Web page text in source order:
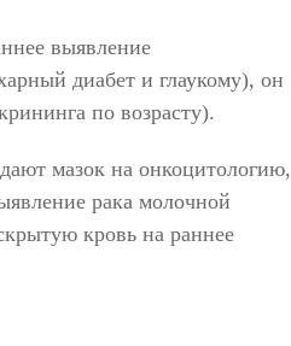
выявление
диабет и глаукому), он
по возрасту).
мазок на онкоцитологию,
рака молочной
кровь на раннее